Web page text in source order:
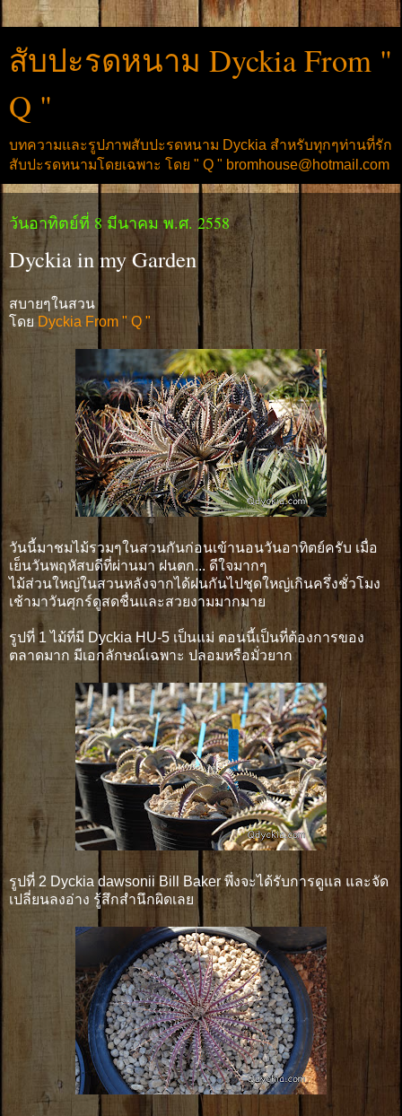
สับปะรดหนาม Dyckia From "
Q "
บทความและรูปภาพสับปะรดหนาม Dyckia สำหรับทุกๆท่านที่รัก
สับปะรดหนามโดยเฉพาะ โดย " Q " bromhouse@hotmail.com
วันอาทิตย์ที่ 8 มีนาคม พ.ศ. 2558
Dyckia in my Garden
สบายๆในสวน
โดย Dyckia From " Q "
วันนี้มาชมไม้รวมๆในสวนกันก่อนเข้านอนวันอาทิตย์ครับ เมื่อ
เย็นวันพฤหัสบดีที่ผ่านมา ฝนตก... ดีใจมากๆ
ไม้ส่วนใหญ่ในสวนหลังจากได้ฝนกันไปชุดใหญ่เกินครึ่งชั่วโมง
เช้ามาวันศุกร์ดูสดชื่นและสวยงามมากมาย
รูปที่ 1 ไม้ที่มี Dyckia HU-5 เป็นแม่ ตอนนี้เป็นที่ต้องการของ
ตลาดมาก มีเอกลักษณ์เฉพาะ ปลอมหรือมั่วยาก
รูปที่ 2 Dyckia dawsonii Bill Baker พึ่งจะได้รับการดูแล และจัด
เปลี่ยนลงอ่าง รู้สึกสำนึกผิดเลย